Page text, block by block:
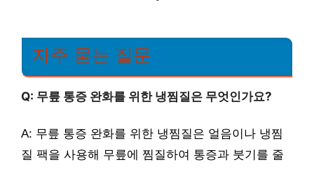
자주 묻는 질문
Q: 무릎 통증 완화를 위한 냉찜질은 무엇인가요?
A: 무릎 통증 완화를 위한 냉찜질은 얼음이나 냉찜
질 팩을 사용해 무릎에 찜질하여 통증과 붓기를 줄